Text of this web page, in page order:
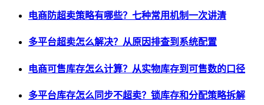
电商防超卖策略有哪些？七种常用机制一次讲清
多平台超卖怎么解决？从原因排查到系统配置
电商可售库存怎么计算？从实物库存到可售数的口径
多平台库存怎么同步不超卖？锁库存和分配策略拆解